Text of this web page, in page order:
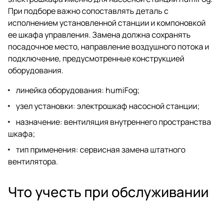
При подборе важно сопоставлять деталь с
исполнением установленной станции и компоновкой
ее шкафа управления. Замена должна сохранять
посадочное место, направление воздушного потока и
подключение, предусмотренные конструкцией
оборудования.
линейка оборудования: humiFog;
узел установки: электрошкаф насосной станции;
назначение: вентиляция внутреннего пространства
шкафа;
тип применения: сервисная замена штатного
вентилятора.
Что учесть при обслуживании